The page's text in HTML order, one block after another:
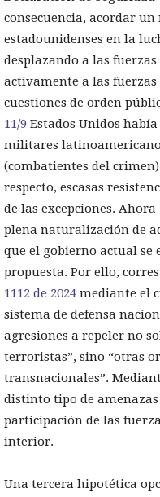
consecuencia, acordar
estadounidenses en la
desplazando a las
activamente a las
cuestiones de orden
11/9 Estados Unidos
militares
(combatientes del
respecto, escasas
de las excepciones.
plena naturalización de
que el gobierno actual se
propuesta. Por ello,
1112 de 2024 mediante el
sistema de defensa
agresiones a repeler no
terroristas”, sino “otras
transnacionales”.
distinto tipo de
participación de las
interior.
Una tercera hipotética